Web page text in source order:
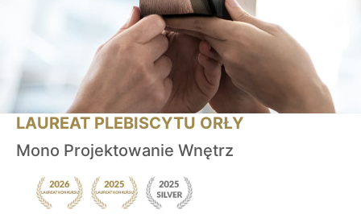
LAUREAT PLEBISCYTU ORŁY
Mono Projektowanie Wnętrz